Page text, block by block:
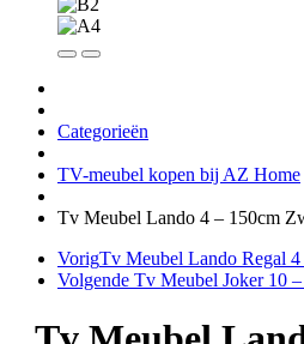
Categorieën
TV-meubel kopen bij AZ Home
Tv Meubel Lando 4 – 150cm
VorigTv Meubel Lando Regal
Volgende Tv Meubel Joker 10